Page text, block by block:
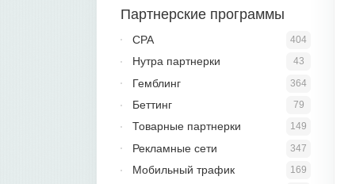
Партнерские программы
404
CPA
43
Нутра партнерки
364
Гемблинг
79
Беттинг
149
Товарные партнерки
347
Рекламные сети
169
Мобильный трафик